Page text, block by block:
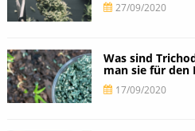
27/09/2020
Was sind
man sie für den
17/09/2020